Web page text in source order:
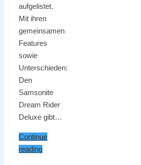
aufgelistet.
Mit ihren
gemeinsamen
Features
sowie
Unterschieden:
Den
Samsonite
Dream Rider
Deluxe gibt…
Continue
reading